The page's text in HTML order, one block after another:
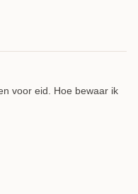
voor eid. Hoe bewaar ik